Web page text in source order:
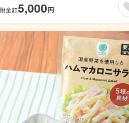
】 お茶
金額5,000円